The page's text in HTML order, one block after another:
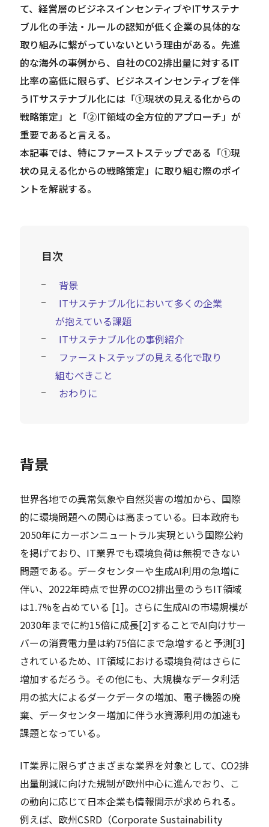
て、経営層のビジネスインセンティブやITサステナ
ブル化の手法・ルールの認知が低く企業の具体的な
取り組みに繋がっていないという理由がある。先進
的な海外の事例から、自社のCO2排出量に対するIT
比率の高低に限らず、ビジネスインセンティブを伴
うITサステナブル化には「①現状の見える化からの
戦略策定」と「②IT領域の全方位的アプローチ」が
重要であると言える。
本記事では、特にファーストステップである「①現
状の見える化からの戦略策定」に取り組む際のポイ
ントを解説する。
目次
背景
ITサステナブル化において多くの企業
が抱えている課題
ITサステナブル化の事例紹介
ファーストステップの見える化で取り
組むべきこと
おわりに
背景
世界各地での異常気象や自然災害の増加から、国際
的に環境問題への関心は高まっている。日本政府も
2050年にカーボンニュートラル実現という国際公約
を掲げており、IT業界でも環境負荷は無視できない
問題である。データセンターや生成AI利用の急増に
伴い、2022年時点で世界のCO2排出量のうちIT領域
は1.7%を占めている [1]。さらに生成AIの市場規模が
2030年までに約15倍に成長[2]することでAI向けサー
バーの消費電力量は約75倍にまで急増すると予測[3]
されているため、IT領域における環境負荷はさらに
増加するだろう。その他にも、大規模なデータ利活
用の拡大によるダークデータの増加、電子機器の廃
棄、データセンター増加に伴う水資源利用の加速も
課題となっている。
IT業界に限らずさまざまな業界を対象として、CO2排
出量削減に向けた規制が欧州中心に進んでおり、こ
の動向に応じて日本企業も情報開示が求められる。
例えば、欧州CSRD（Corporate Sustainability